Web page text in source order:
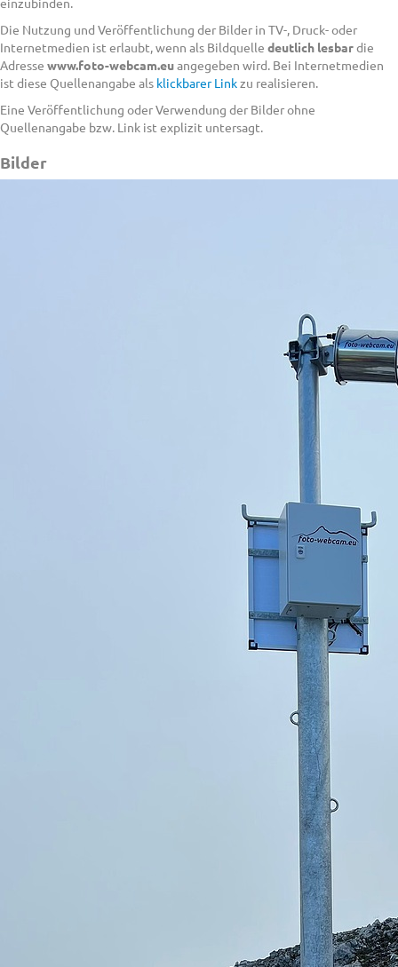
Die Nutzung und Veröffentlichung der Bilder in TV-, Druck- oder
Internetmedien ist erlaubt, wenn als Bildquelle deutlich lesbardie
Adresse www.foto-webcam.euangegeben wird. Bei Internetmedien
ist diese Quellenangabe als klickbarer Linkzu realisieren.
Eine Veröffentlichung oder Verwendung der Bilder ohne
Quellenangabe bzw. Link ist explizit untersagt.
Bilder